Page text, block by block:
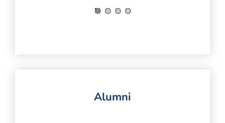
Alumni